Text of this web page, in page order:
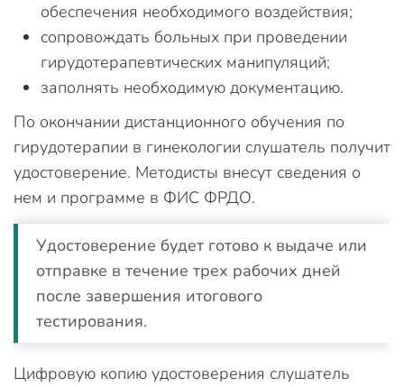
обеспечения необходимого воздействия;
сопровождать больных при проведении
гирудотерапевтических манипуляций;
заполнять необходимую документацию.
По окончании дистанционного обучения по
гирудотерапии в гинекологии слушатель получит
удостоверение. Методисты внесут сведения о
нем и программе в ФИС ФРДО.
Удостоверение будет готово к выдаче или
отправке в течение трех рабочих дней
после завершения итогового
тестирования.
Цифровую копию удостоверения слушатель